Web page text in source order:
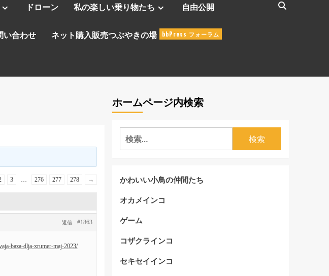
ドローン 私の楽しい乗り物たち 自由公開
い合わせ ネット購入販売つぶやきの場 bbPress フォーラム
3 … 276 277 278 →
#1863
返信
baza-dlja-xrumer-maj-2023/
ホームページ内検索
検
索:
かわいい小鳥の仲間たち
オカメインコ
ゲーム
コザクラインコ
セキセイインコ